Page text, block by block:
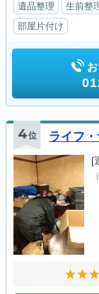
遺品整理 生前整
部屋片付け
4位 ライフ
[